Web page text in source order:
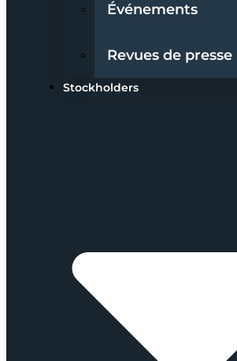
Événements
Revues de presse
Stockholders